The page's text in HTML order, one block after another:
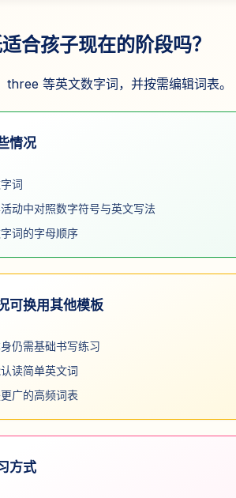
合孩子现在的阶段吗？
等英文数字词，并按需编辑词表。
情况
词
动中对照数字符号与英文写法
词的字母顺序
可换用其他模板
仍需基础书写练习
读简单英文词
广的高频词表
方式